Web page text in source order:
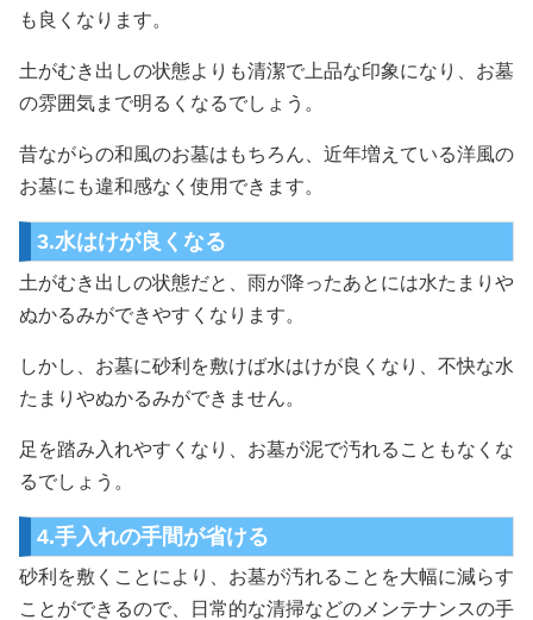
も良くなります。
土がむき出しの状態よりも清潔で上品な印象になり、お墓
の雰囲気まで明るくなるでしょう。
昔ながらの和風のお墓はもちろん、近年増えている洋風の
お墓にも違和感なく使用できます。
3.水はけが良くなる
土がむき出しの状態だと、雨が降ったあとには水たまりや
ぬかるみができやすくなります。
しかし、お墓に砂利を敷けば水はけが良くなり、不快な水
たまりやぬかるみができません。
足を踏み入れやすくなり、お墓が泥で汚れることもなくな
るでしょう。
4.手入れの手間が省ける
砂利を敷くことにより、お墓が汚れることを大幅に減らす
ことができるので、日常的な清掃などのメンテナンスの手